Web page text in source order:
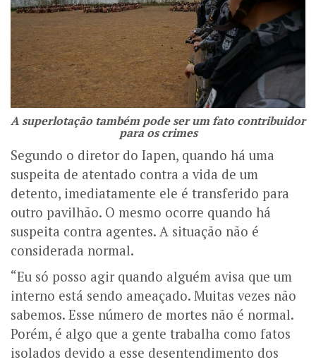
A superlotação também pode ser um fato contribuidor
para os crimes
Segundo o diretor do Iapen, quando há uma
suspeita de atentado contra a vida de um
detento, imediatamente ele é transferido para
outro pavilhão. O mesmo ocorre quando há
suspeita contra agentes. A situação não é
considerada normal.
“Eu só posso agir quando alguém avisa que um
interno está sendo ameaçado. Muitas vezes não
sabemos. Esse número de mortes não é normal.
Porém, é algo que a gente trabalha como fatos
isolados devido a esse desentendimento dos